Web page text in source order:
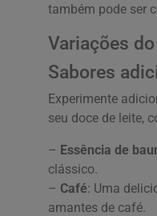
também pode ser
Variações
Sabores
Experimente
seu doce de leite,
– Essência de
clássico.
– Café: Uma
amantes de café.